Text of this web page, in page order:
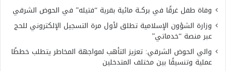
وفاة طفل غرقًا في بركــة مائية بقرية “فتيله” في الحوض الشرقي
وزارة الشؤون الإسلامية تطلق لأول مرة التسجيل الإلكتروني للحج
عبر منصة “خدماتي”
والي الحوض الشرقي: تعزيز التأهب لمواجهة المخاطر يتطلب خططًا
عملية وتنسيقًا بين مختلف المتدخلين